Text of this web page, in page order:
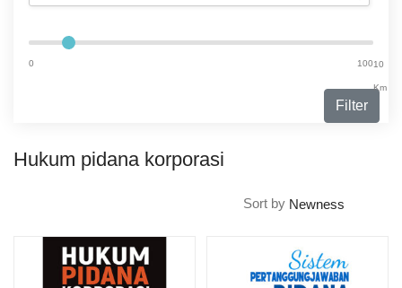
0 10
Km
100
Filter
Hukum pidana korporasi
Sort by